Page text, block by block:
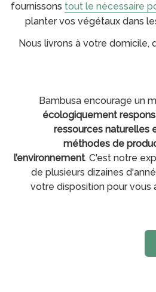
fournissons tout le nécessaire
planter vos végétaux dans
Nous livrons à votre domicile,
Bambusa encourage un
écologiquement
ressources naturelles
méthodes de
l’environnement. C'est notre
de plusieurs dizaines
votre disposition pour vous